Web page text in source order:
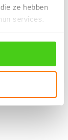
ze hebben
services.